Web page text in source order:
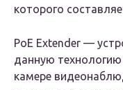
которого
РоЕ Extender —
данную технологию
камере